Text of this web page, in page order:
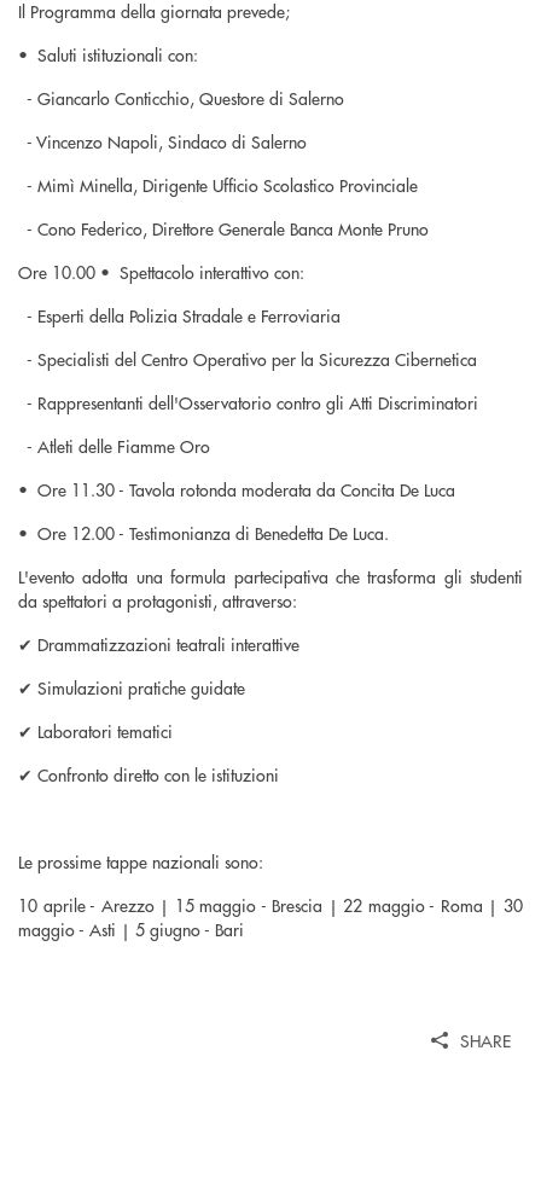
Il Programma della giornata prevede;
•⁠ ⁠Saluti istituzionali con:
- Giancarlo Conticchio, Questore di Salerno
- Vincenzo Napoli, Sindaco di Salerno
- Mimì Minella, Dirigente Ufficio Scolastico Provinciale
- Cono Federico, Direttore Generale Banca Monte Pruno
Ore 10.00 •⁠ ⁠Spettacolo interattivo con:
- Esperti della Polizia Stradale e Ferroviaria
- Specialisti del Centro Operativo per la Sicurezza Cibernetica
- Rappresentanti dell'Osservatorio contro gli Atti Discriminatori
- Atleti delle Fiamme Oro
•⁠ ⁠Ore 11.30 - Tavola rotonda moderata da Concita De Luca
•⁠ ⁠Ore 12.00 - Testimonianza di Benedetta De Luca.
L'evento adotta una formula partecipativa che trasforma gli studenti
da spettatori a protagonisti, attraverso:
✔ Drammatizzazioni teatrali interattive
✔ Simulazioni pratiche guidate
✔ Laboratori tematici
✔ Confronto diretto con le istituzioni
Le prossime tappe nazionali sono:
10 aprile - Arezzo | 15 maggio - Brescia | 22 maggio - Roma | 30
maggio - Asti | 5 giugno - Bari
SHARE